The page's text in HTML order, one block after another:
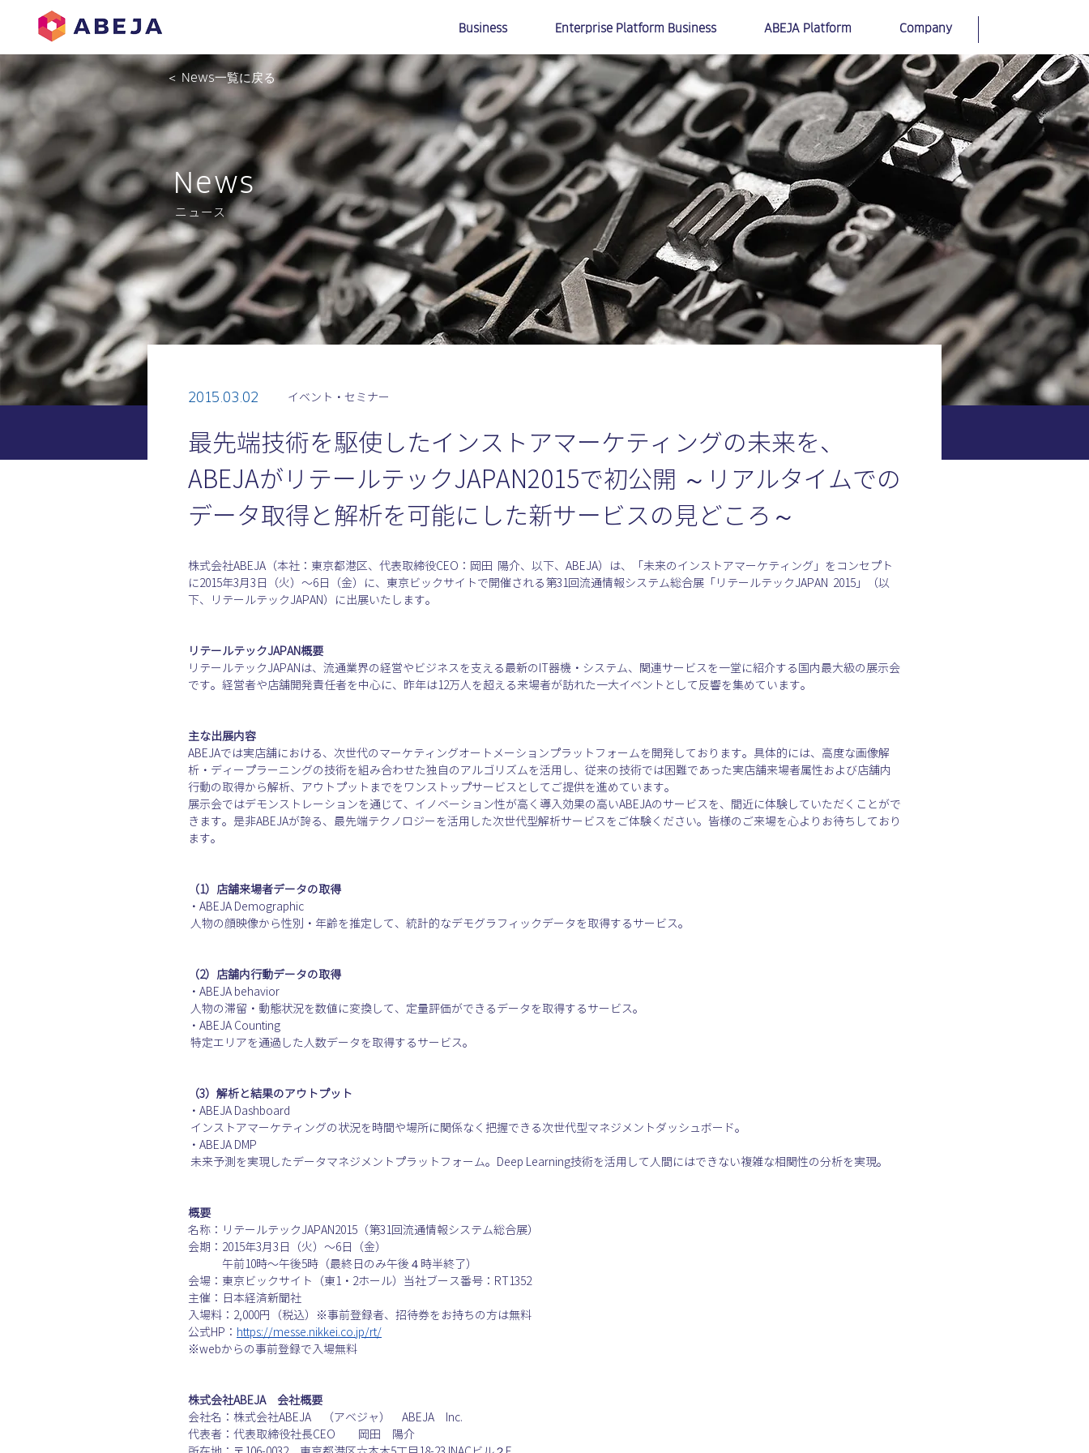
Business Enterprise Platform Business ABEJA Platform Company
＜ News一覧に戻る
News
ニュース
2015.03.02 イベント・セミナー
最先端技術を駆使したインストアマーケティングの未来を、
ABEJAがリテールテックJAPAN2015で初公開 ～リアルタイムでの
データ取得と解析を可能にした新サービスの見どころ～
株式会社ABEJA（本社：東京都港区、代表取締役CEO：岡田  陽介、以下、ABEJA）は、「未来のインストアマーケティング」をコンセプト
に2015年3月3日（火）〜6日（金）に、東京ビックサイトで開催される第31回流通情報システム総合展「リテールテックJAPAN  2015」（以
下、リテールテックJAPAN）に出展いたします。
リテールテックJAPAN概要
リテールテックJAPANは、流通業界の経営やビジネスを支える最新のIT器機・システム、関連サービスを一堂に紹介する国内最大級の展示会
です。経営者や店舗開発責任者を中心に、昨年は12万人を超える来場者が訪れた一大イベントとして反響を集めています。
主な出展内容
ABEJAでは実店舗における、次世代のマーケティングオートメーションプラットフォームを開発しております。具体的には、高度な画像解
析・ディープラーニングの技術を組み合わせた独自のアルゴリズムを活用し、従来の技術では困難であった実店舗来場者属性および店舗内
行動の取得から解析、アウトプットまでをワンストップサービスとしてご提供を進めています。
展示会ではデモンストレーションを通じて、イノベーション性が高く導入効果の高いABEJAのサービスを、間近に体験していただくことがで
きます。是非ABEJAが誇る、最先端テクノロジーを活用した次世代型解析サービスをご体験ください。皆様のご来場を心よりお待ちしており
ます。
（1）店舗来場者データの取得
・ABEJA Demographic
人物の顔映像から性別・年齢を推定して、統計的なデモグラフィックデータを取得するサービス。
（2）店舗内行動データの取得
・ABEJA behavior
・ABEJA Counting
特定エリアを通過した人数データを取得するサービス。
（3）解析と結果のアウトプット
・ABEJA Dashboard
インストアマーケティングの状況を時間や場所に関係なく把握できる次世代型マネジメントダッシュボード。
・ABEJA DMP
未来予測を実現したデータマネジメントプラットフォーム。Deep Learning技術を活用して人間にはできない複雑な相関性の分析を実現。
概要
名称：リテールテックJAPAN2015（第31回流通情報システム総合展）
会期：2015年3月3日（火）〜6日（金）
午前10時〜午後5時（最終日のみ午後４時半終了）
会場：東京ビックサイト（東1・2ホール）当社ブース番号：RT1352
主催：日本経済新聞社
入場料：2,000円（税込）※事前登録者、招待券をお持ちの方は無料
公式HP： https://messe.nikkei.co.jp/rt/
※webからの事前登録で入場無料
株式会社ABEJA　会社概要
会社名：株式会社ABEJA　（アベジャ）　ABEJA　Inc.
代表者：代表取締役社長CEO　　岡田　陽介